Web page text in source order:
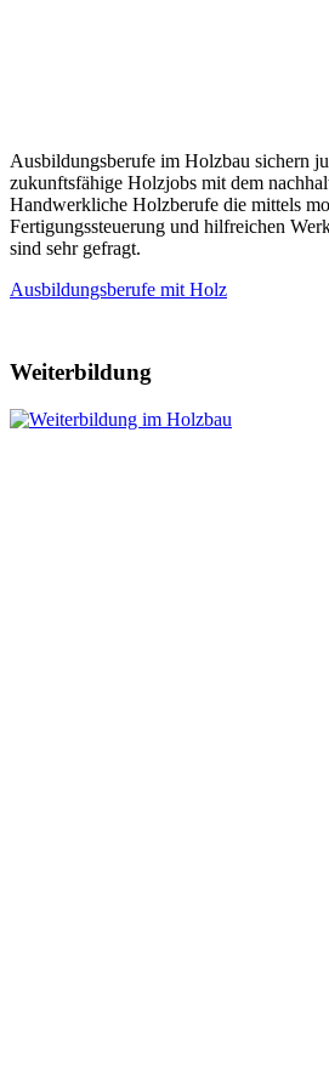
Ausbildungsberufe im Holzbau sichern
zukunftsfähige Holzjobs mit dem
Handwerkliche Holzberufe die mittels
Fertigungssteuerung und hilfreichen
sind sehr gefragt.
Ausbildungsberufe mit Holz
Weiterbildung